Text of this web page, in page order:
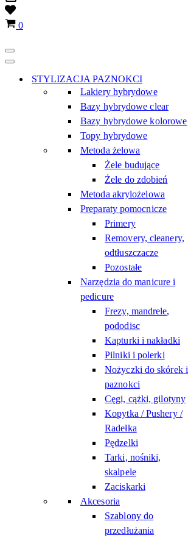
Wish
listKoszyk
0
Menu
nawigacji
Menu
nawigacjiSTYLIZACJA PAZNOKCI
Lakiery hybrydowe
Bazy hybrydowe clear
Bazy hybrydowe kolorowe
Topy hybrydowe
Metoda żelowa
Żele budujące
Żele do zdobień
Metoda akrylożelowa
Preparaty pomocnicze
Primery
Removery, cleanery,
odtłuszczacze
Pozostałe
Narzędzia do manicure i
pedicure
Frezy, mandrele,
pododisc
Kapturki i nakładki
Pilniki i polerki
Nożyczki do skórek i
paznokci
Cęgi, cążki, gilotyny
Kopytka / Pushery /
Radełka
Pędzelki
Tarki, nośniki,
skalpele
Zaciskarki
Akcesoria
Szablony do
przedłużania